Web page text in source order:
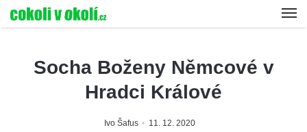
Socha Boženy Němcové v
Hradci Králové
Ivo Šafus 11. 12. 2020